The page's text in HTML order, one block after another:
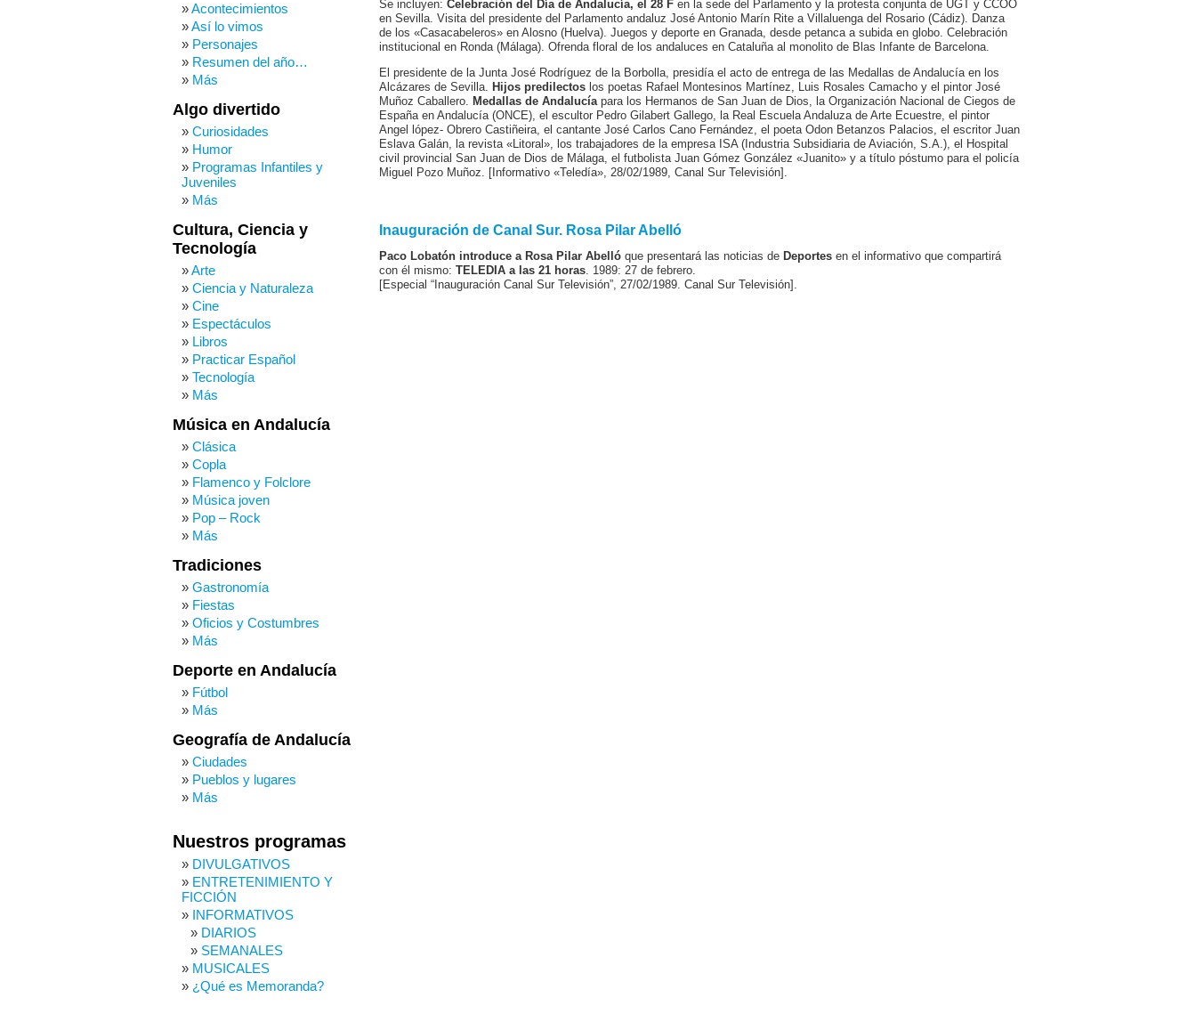
Se incluyen: Celebración del Día de Andalucía, el 28 F en la sede del Parlamento y la protesta conjunta de UGT y CCOO
en Sevilla. Visita del presidente del Parlamento andaluz José Antonio Marín Rite a Villaluenga del Rosario (Cádiz). Danza
de los «Casacabeleros» en Alosno (Huelva). Juegos y deporte en Granada, desde petanca a subida en globo. Celebración
institucional en Ronda (Málaga). Ofrenda floral de los andaluces en Cataluña al monolito de Blas Infante de Barcelona.
El presidente de la Junta José Rodríguez de la Borbolla, presidía el acto de entrega de las Medallas de Andalucía en los
Alcázares de Sevilla. Hijos predilectos los poetas Rafael Montesinos Martínez, Luis Rosales Camacho y el pintor José
Muñoz Caballero. Medallas de Andalucíapara los Hermanos de San Juan de Dios, la Organización Nacional de Ciegos de
España en Andalucía (ONCE), el escultor Pedro Gilabert Gallego, la Real Escuela Andaluza de Arte Ecuestre, el pintor
Angel lópez- Obrero Castiñeira, el cantante José Carlos Cano Fernández, el poeta Odon Betanzos Palacios, el escritor Juan
Eslava Galán, la revista «Litoral», los trabajadores de la empresa ISA (Industria Subsidiaria de Aviación, S.A.), el Hospital
civil provincial San Juan de Dios de Málaga, el futbolista Juan Gómez González «Juanito» y a título póstumo para el policía
Miguel Pozo Muñoz. [Informativo «Teledía», 28/02/1989, Canal Sur Televisión].
Inauguración de Canal Sur. Rosa Pilar Abelló
Paco Lobatón introduce a Rosa Pilar Abelló que presentará las noticias de Deportes en el informativo que compartirá
con él mismo: TELEDIA a las 21 horas. 1989: 27 de febrero.
[Especial “Inauguración Canal Sur Televisión”, 27/02/1989. Canal Sur Televisión].
Acontecimientos
Así lo vimos
Personajes
Resumen del año…
Más
Algo divertido
Curiosidades
Humor
Programas Infantiles y
Juveniles
Más
Cultura, Ciencia y
Tecnología
Arte
Ciencia y Naturaleza
Cine
Espectáculos
Libros
Practicar Español
Tecnología
Más
Música en Andalucía
Clásica
Copla
Flamenco y Folclore
Música joven
Pop – Rock
Más
Tradiciones
Gastronomía
Fiestas
Oficios y Costumbres
Más
Deporte en Andalucía
Fútbol
Más
Geografía de Andalucía
Ciudades
Pueblos y lugares
Más
Nuestros programas
DIVULGATIVOS
ENTRETENIMIENTO Y
FICCIÓN
INFORMATIVOS
DIARIOS
SEMANALES
MUSICALES
¿Qué es Memoranda?